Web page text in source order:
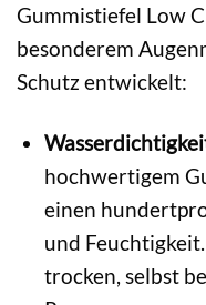
Gummistiefel Low
besonderem
Schutz entwickelt:
hochwertigem
einen
und
trocken, selbst